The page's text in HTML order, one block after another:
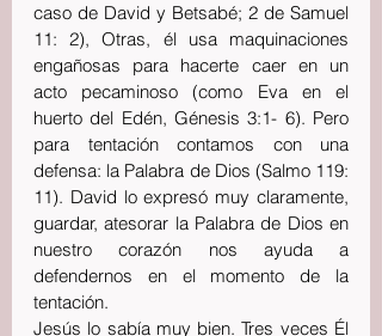
caso de David y Betsabé; 2 de Samuel
11: 2), Otras, él usa maquinaciones
engañosas para hacerte caer en un
acto pecaminoso (como Eva en el
huerto del Edén, Génesis 3:1- 6). Pero
para tentación contamos con una
defensa: la Palabra de Dios (Salmo 119:
11). David lo expresó muy claramente,
guardar, atesorar la Palabra de Dios en
nuestro corazón nos ayuda a
defendernos en el momento de la
tentación.
Jesús lo sabía muy bien. Tres veces Él